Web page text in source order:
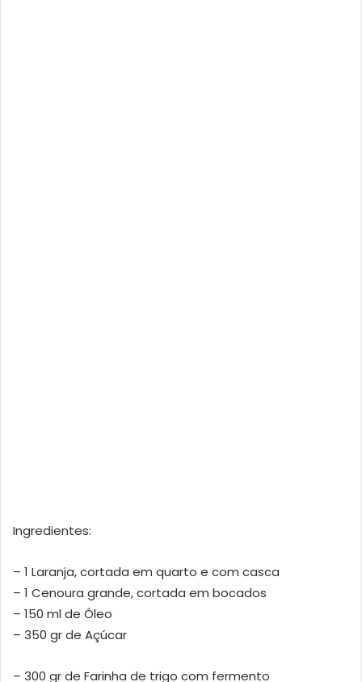
Ingredientes:
– 1 Laranja, cortada em quarto e com casca
– 1 Cenoura grande, cortada em bocados
– 150 ml de Óleo
– 350 gr de Açúcar
– 300 gr de Farinha de trigo com fermento